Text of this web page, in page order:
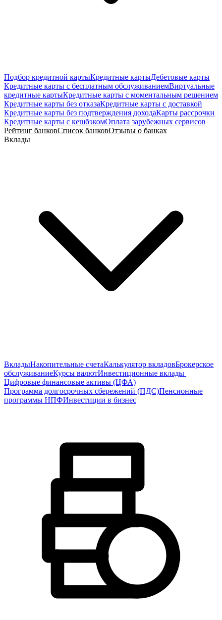
Подбор кредитной картыКредитные картыДебетовые карты
Кредитные карты с бесплатным обслуживаниемВиртуальные
кредитные картыКредитные карты с моментальным решением
Кредитные карты без отказаКредитные карты с доставкой
Кредитные карты без подтверждения доходаКарты рассрочки
Кредитные карты с кешбэкомОплата зарубежных сервисов
Рейтинг банковСписок банковОтзывы о банках
Вклады
ВкладыНакопительные счетаКалькулятор вкладовБрокерское
обслуживаниеКурсы валютИнвестиционные вклады
Цифровые финансовые активы (ЦФА)
Программа долгосрочных сбережений (ПДС)Пенсионные
программы НПФИнвестиции в бизнес